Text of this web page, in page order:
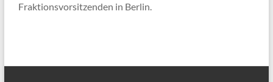
Fraktionsvorsitzenden in Berlin.